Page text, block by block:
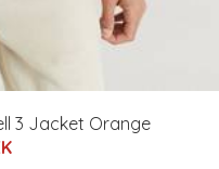
3 Jacket Orange